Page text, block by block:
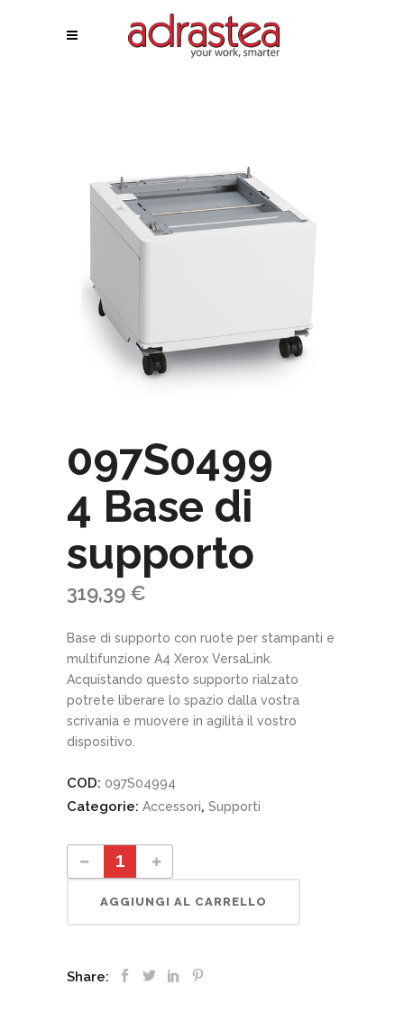
097S0499
4 Base di
supporto
319,39 €
Base di supporto con ruote per stampanti e
multifunzione A4 Xerox VersaLink.
Acquistando questo supporto rialzato
potrete liberare lo spazio dalla vostra
scrivania e muovere in agilità il vostro
dispositivo.
COD: 097S04994
Categorie: Accessori, Supporti
097S04994 Base di supporto quantity
AGGIUNGI AL CARRELLO
Share: